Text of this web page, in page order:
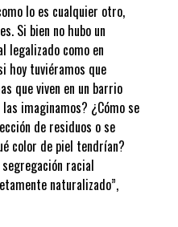
lo es cualquier otro,
Si bien no hubo un
legalizado como en
hoy tuviéramos que
que viven en un barrio
imaginamos? ¿Cómo se
de residuos o se
color de piel tendrían?
racial
naturalizado”,